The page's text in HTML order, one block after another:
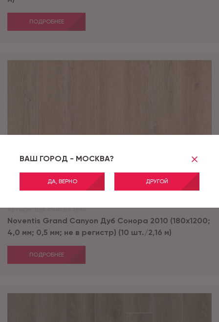
ВАШ ГОРОД - МОСКВА?
ДА, ВЕРНО ДРУГОЙ
ПОДРОБНЕЕ
Артикул: Дуб Сонора 2010
Noventis Grand Сanyon Дуб Сонора 2010 (180x1200;
4,0 мм; 0,5 мм; не в регистр) (10 шт./2,16 м)
ПОДРОБНЕЕ